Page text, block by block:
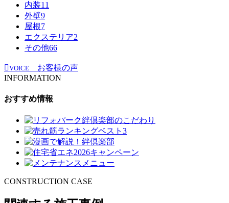
内装11
外壁9
屋根7
エクステリア2
その他66
VOICE
お客様の声
INFORMATION
おすすめ情報
CONSTRUCTION CASE